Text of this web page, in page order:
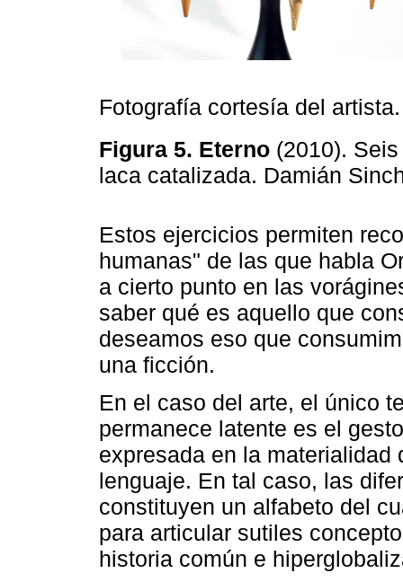
Fotografía cortesía del artista.
Figura 5. Eterno (2010).
laca catalizada. Damián
Estos ejercicios permiten
humanas" de las que habla
a cierto punto en las
saber qué es aquello que
deseamos eso que
una ficción.
En el caso del arte, el único
permanece latente es el
expresada en la
lenguaje. En tal caso, las
constituyen un alfabeto del
para articular sutiles
historia común e